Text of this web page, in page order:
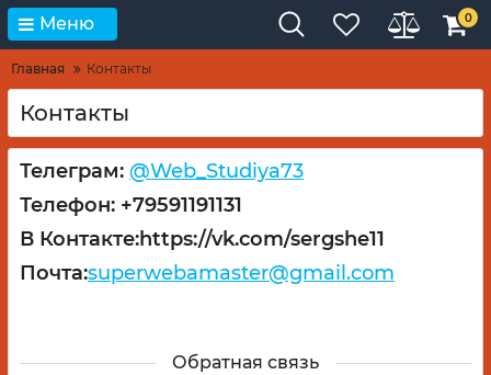
Меню 0
Главная Контакты
Контакты
Телеграм: @Web_Studiya73
Телефон: +79591191131
В Контакте:https://vk.com/sergshe11
Почта:superwebamaster@gmail.com
Обратная связь